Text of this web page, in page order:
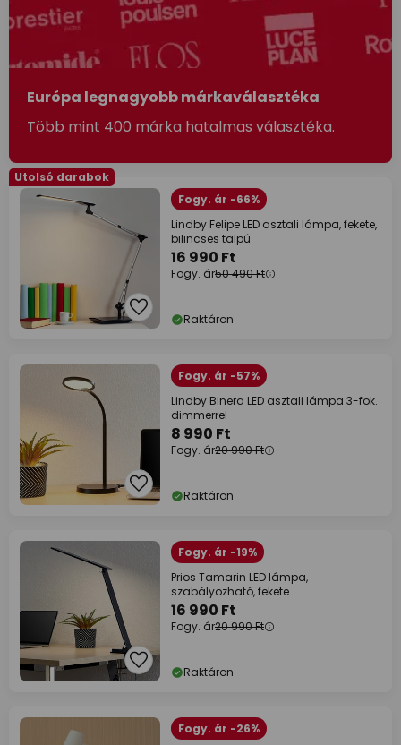
Európa legnagyobb márkaválasztéka
Több mint 400 márka hatalmas választéka.
Utolsó darabok
Fogy. ár -66%
Lindby Felipe LED asztali lámpa, fekete,
bilincses talpú
16 990 Ft
Fogy. ár50 490 Ft
Raktáron
Fogy. ár -57%
Lindby Binera LED asztali lámpa 3-fok.
dimmerrel
8 990 Ft
Fogy. ár20 990 Ft
Raktáron
Fogy. ár -19%
Prios Tamarin LED lámpa,
szabályozható, fekete
16 990 Ft
Fogy. ár20 990 Ft
Raktáron
Fogy. ár -26%